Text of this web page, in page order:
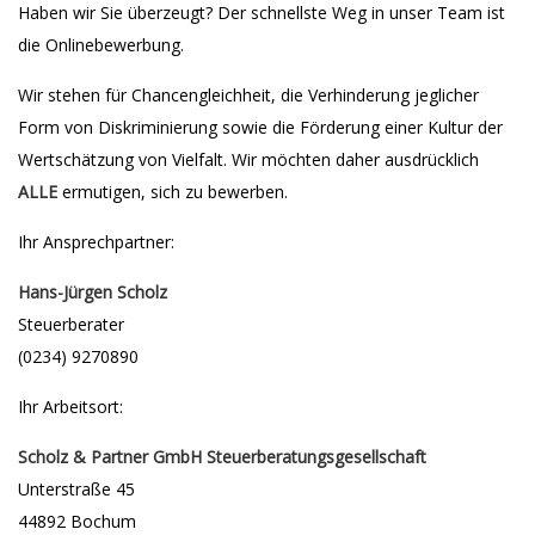
Haben wir Sie überzeugt? Der schnellste Weg in unser Team ist
die Onlinebewerbung.
Wir stehen für Chancengleichheit, die Verhinderung jeglicher
Form von Diskriminierung sowie die Förderung einer Kultur der
Wertschätzung von Vielfalt. Wir möchten daher ausdrücklich
ALLE ermutigen, sich zu bewerben.
Ihr Ansprechpartner:
Hans-Jürgen Scholz
Steuerberater
(0234) 9270890
Ihr Arbeitsort:
Scholz & Partner GmbH Steuerberatungsgesellschaft
Unterstraße 45
44892 Bochum